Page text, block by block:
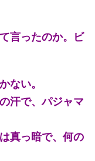
言ったのか。ビ
ない。
汗で、パジャマ
真っ暗で、何の